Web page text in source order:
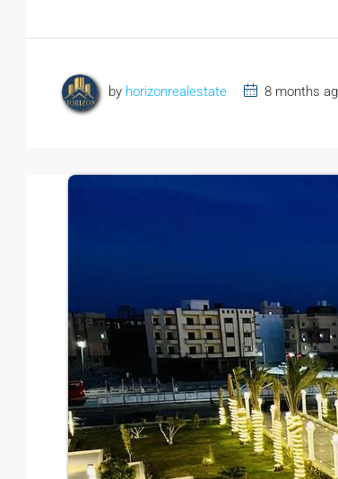
by horizonrealestate 8 months